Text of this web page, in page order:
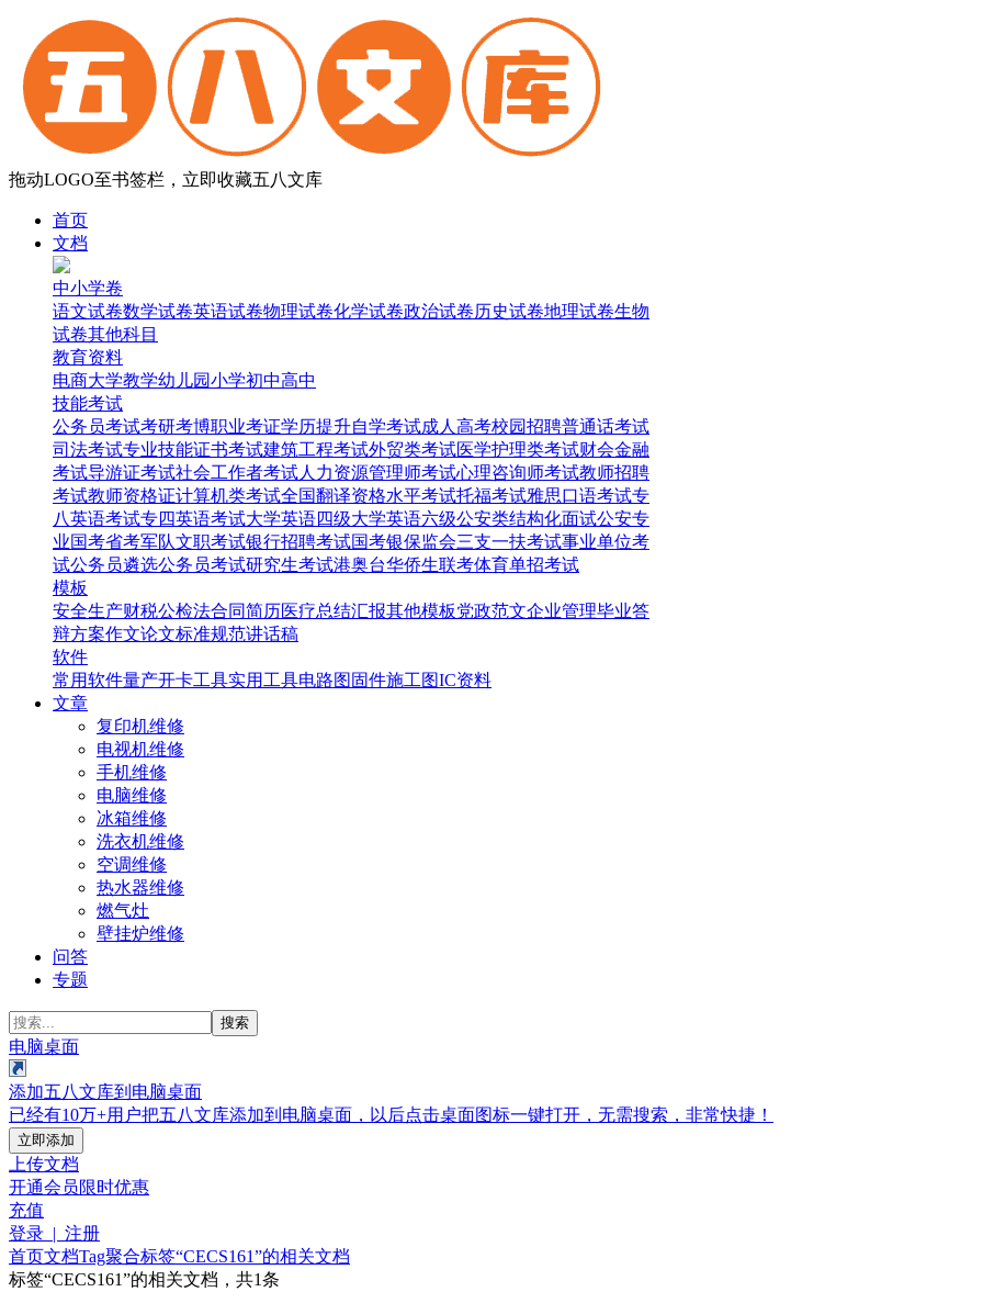
拖动LOGO至书签栏，立即收藏五八文库
首页
文档
中小学卷
语文试卷数学试卷英语试卷物理试卷化学试卷政治试卷历史试卷地理试卷生物
试卷其他科目
教育资料
电商大学教学幼儿园小学初中高中
技能考试
公务员考试考研考博职业考证学历提升自学考试成人高考校园招聘普通话考试
司法考试专业技能证书考试建筑工程考试外贸类考试医学护理类考试财会金融
考试导游证考试社会工作者考试人力资源管理师考试心理咨询师考试教师招聘
考试教师资格证计算机类考试全国翻译资格水平考试托福考试雅思口语考试专
八英语考试专四英语考试大学英语四级大学英语六级公安类结构化面试公安专
业国考省考军队文职考试银行招聘考试国考银保监会三支一扶考试事业单位考
试公务员遴选公务员考试研究生考试港奥台华侨生联考体育单招考试
模板
安全生产财税公检法合同简历医疗总结汇报其他模板党政范文企业管理毕业答
辩方案作文论文标准规范讲话稿
软件
常用软件量产开卡工具实用工具电路图 固件施工图IC资料
文章
复印机维修
电视机维修
手机维修
电脑维修
冰箱维修
洗衣机维修
空调维修
热水器维修
燃气灶
壁挂炉维修
问答
专题
搜索
电脑桌面
添加五八文库到电脑桌面
已经有10万+用户把五八文库添加到电脑桌面，以后点击桌面图标一键打开，无需搜索，非常快捷！
立即添加
上传文档
开通会员限时优惠
充值
登录 | 注册
首页文档Tag聚合标签“CECS161”的相关文档
标签“CECS161”的相关文档，共1条